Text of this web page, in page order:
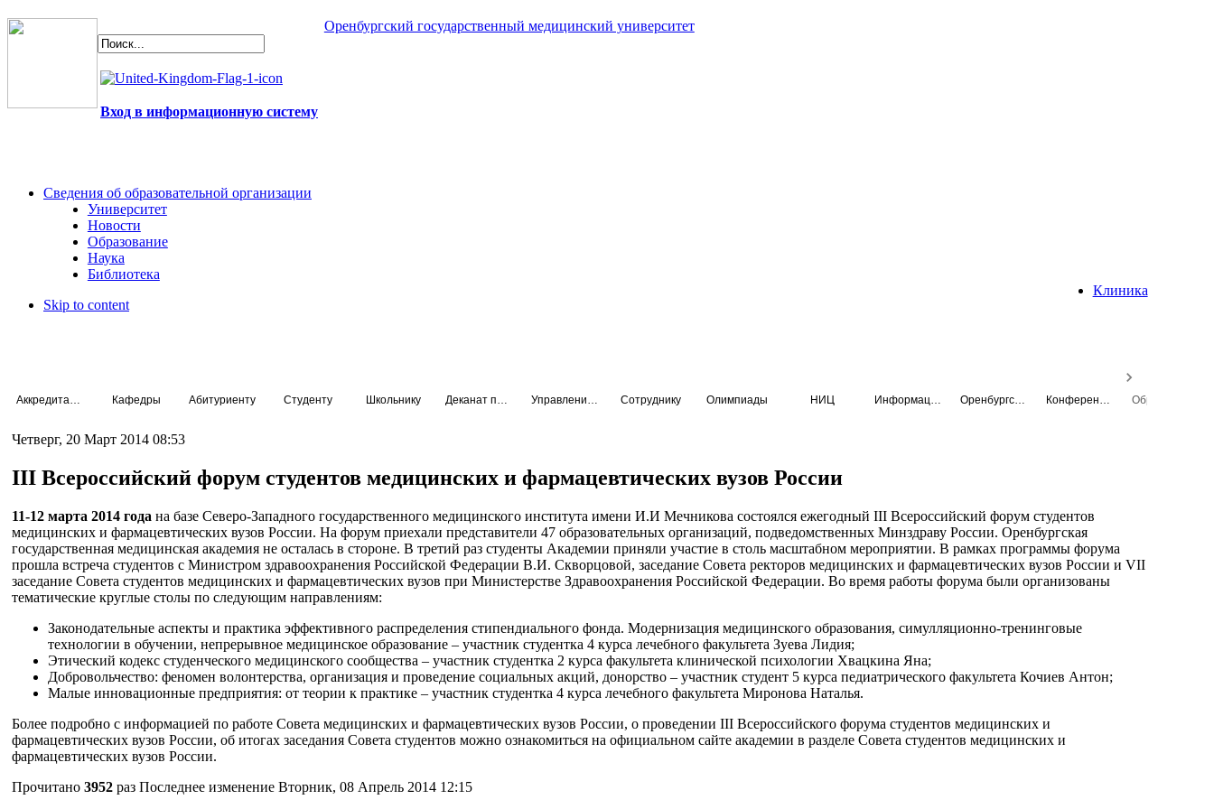
Оренбургский государственный медицинский университет
Вход в информационную систему
Сведения об образовательной организации
Университет
Новости
Образование
Наука
Библиотека
Клиника
Skip to content
Кафедры Абитуриенту Студенту Школьнику Сотруднику Олимпиады НИЦ
Четверг, 20 Март 2014 08:53
III Всероссийский форум студентов медицинских и фармацевтических вузов России
11-12 марта 2014 года на базе Северо-Западного государственного медицинского института имени И.И Мечникова состоялся ежегодный III Всероссийский форум студентов
медицинских и фармацевтических вузов России. На форум приехали представители 47 образовательных организаций, подведомственных Минздраву России. Оренбургская
государственная медицинская академия не осталась в стороне. В третий раз студенты Академии приняли участие в столь масштабном мероприятии. В рамках программы форума
прошла встреча студентов с Министром здравоохранения Российской Федерации В.И. Скворцовой, заседание Совета ректоров медицинских и фармацевтических вузов России и VII
заседание Совета студентов медицинских и фармацевтических вузов при Министерстве Здравоохранения Российской Федерации. Во время работы форума были организованы
тематические круглые столы по следующим направлениям:
Законодательные аспекты и практика эффективного распределения стипендиального фонда. Модернизация медицинского образования, симулляционно-тренинговые
технологии в обучении, непрерывное медицинское образование – участник студентка 4 курса лечебного факультета Зуева Лидия;
Этический кодекс студенческого медицинского сообщества – участник студентка 2 курса факультета клинической психологии Хвацкина Яна;
Добровольчество: феномен волонтерства, организация и проведение социальных акций, донорство – участник студент 5 курса педиатрического факультета Кочиев Антон;
Малые инновационные предприятия: от теории к практике – участник студентка 4 курса лечебного факультета Миронова Наталья.
Более подробно с информацией по работе Совета медицинских и фармацевтических вузов России, о проведении III Всероссийского форума студентов медицинских и
фармацевтических вузов России, об итогах заседания Совета студентов можно ознакомиться на официальном сайте академии в разделе Совета студентов медицинских и
фармацевтических вузов России.
Прочитано 3952 раз Последнее изменение Вторник, 08 Апрель 2014 12:15